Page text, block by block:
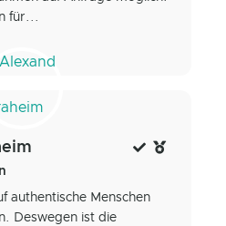
für...
authentische Menschen
Deswegen ist die